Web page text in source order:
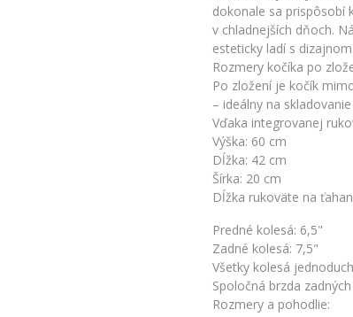
dokonale sa prispôsobí
v chladnejších dňoch.
esteticky ladí s
Rozmery kočíka po
Po zložení je kočík
– ideálny na
Vďaka integrovanej
Výška: 60 cm
Dĺžka: 42 cm
Šírka: 20 cm
Dĺžka rukoväte na
Predné kolesá: 6,5"
Zadné kolesá: 7,5"
Všetky kolesá
Spoločná brzda
Rozmery a pohodlie: